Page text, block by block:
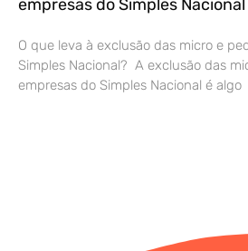
empresas do Simples Nacional
O que leva à exclusão das micro e
Simples Nacional? A exclusão das
empresas do Simples Nacional é algo